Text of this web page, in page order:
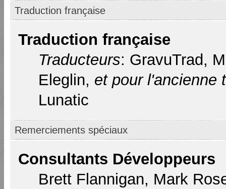
Traduction française
Traduction française
Traducteurs: GravuTrad,
Eleglin, et pour l'ancienne
Lunatic
Remerciements spéciaux
Consultants Développeurs
Brett Flannigan, Mark